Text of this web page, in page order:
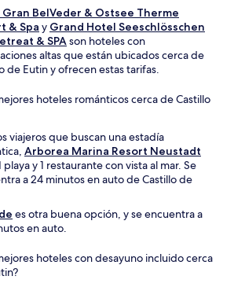
BelVeder & Ostsee Therme
& Spa y Grand Hotel Seeschlösschen
& SPAson hoteles con
altas que están ubicados cerca de
de Eutin y ofrecen estas tarifas.
hoteles románticos cerca de Castillo
viajeros que buscan una estadía
Arborea Marina Resort Neustadt
playa y 1 restaurante con vista al mar. Se
a 24 minutos en auto de Castillo de
es otra buena opción, y se encuentra a
en auto.
hoteles con desayuno incluido cerca